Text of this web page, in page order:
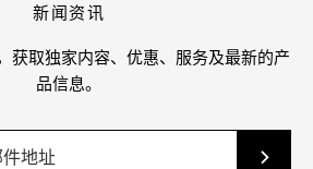
新闻资讯
获取独家内容、优惠、服务及最新的产
品信息。